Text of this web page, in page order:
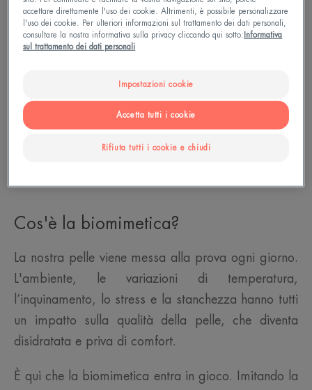
massimi benefici. Si tratta della biomimetica.
Ad esempio, il potere idratante di una formula
mimetica va oltre quello di una formula
rivelarsi dannosi per l'ambiente.
La nostra pelle è intelligente e si prende cura di sé,
basta osservarla per accorgersene.
Cos'è la biomimetica?
La nostra pelle viene messa alla prova ogni giorno.
L'ambiente, le variazioni di temperatura,
l’inquinamento, lo stress e la stanchezza hanno tutti
un impatto sulla qualità della pelle, che diventa
disidratata e priva di comfort.
È qui che la biomimetica entra in gioco. Imitando la
accettare direttamente l'uso dei cookie. Altrimenti, è possibile personalizzare
l'uso dei cookie. Per ulteriori informazioni sul trattamento dei dati personali,
consultare la nostra informativa sulla privacy cliccando qui sotto: Informativa
sul trattamento dei dati personali
Impostazioni cookie
Rifiuta tutti i cookie e chiudi
Accetta tutti i cookie